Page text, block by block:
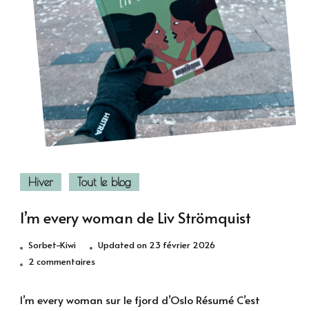
Hiver Tout le blog
I’m every woman de Liv Strömquist
Sorbet-Kiwi Updated on 23 février 2026
2 commentairessur
I’m every woman sur le fjord d’Oslo Résumé C’est